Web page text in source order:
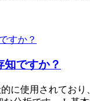
ですか？
に使用されてお